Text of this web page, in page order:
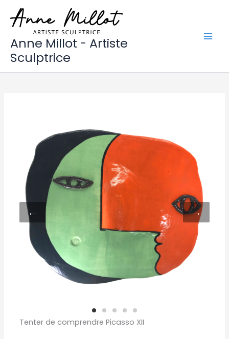
contenu
Anne Millot - Artiste
Sculptrice
← →
Tenter de comprendre Picasso XII